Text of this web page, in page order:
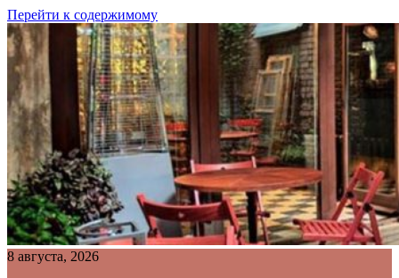
Перейти к содержимому
8 августа, 2026